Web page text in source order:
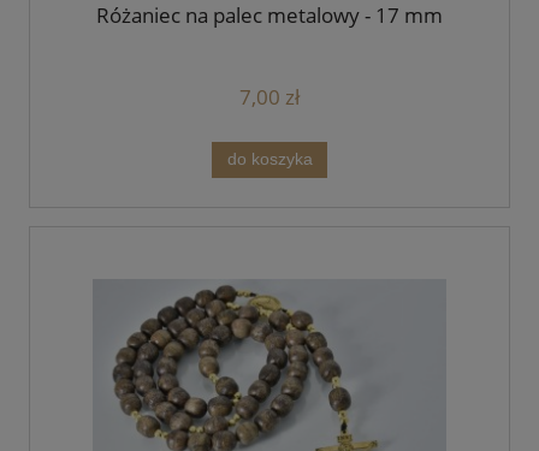
Różaniec na palec metalowy - 17 mm
7,00 zł
do koszyka